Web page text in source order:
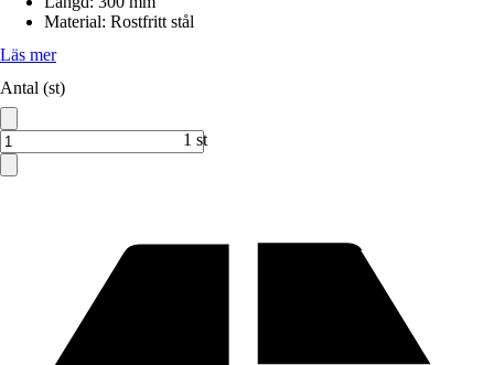
Material: Rostfritt stål
Läs mer
Antal (st)
1 st